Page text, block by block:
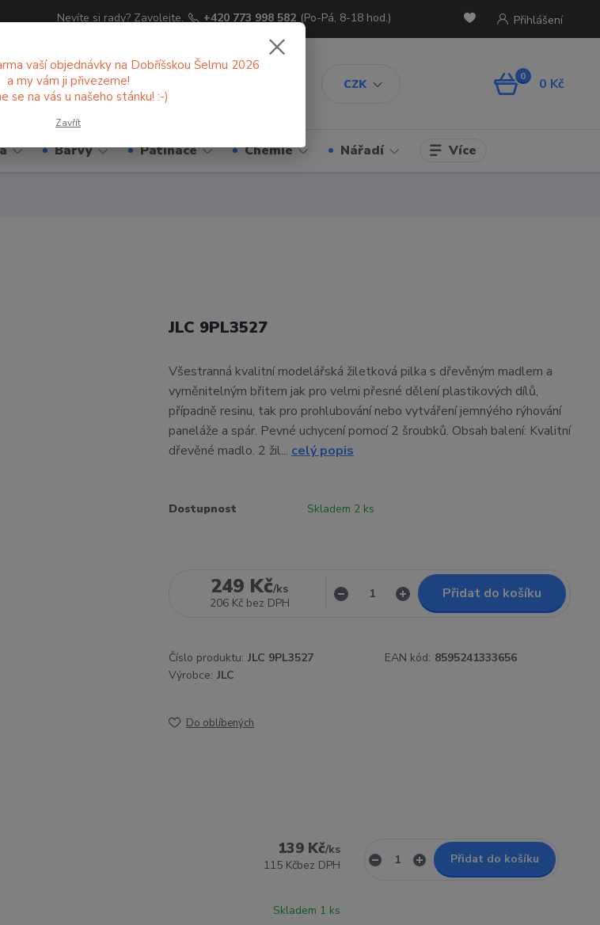
CZK
Přihlášení
Nevíte si rady? Zavolejte. +420 773 998 582 (Po-Pá, 8-18 hod.)
0 0 Kč
Barvy Patinace Chemie Nářadí Více
JLC 9PL3527
Všestranná kvalitní modelářská žiletková pilka s dřevěným madlem a
vyměnitelným břitem jak pro velmi přesné dělení plastikových dílů,
případně resinu, tak pro prohlubování nebo vytváření jemnýého rýhování
paneláže a spár. Pevné uchycení pomocí 2 šroubků. Obsah balení: Kvalitní
dřevěné madlo. 2 žil... celý popis
Dostupnost Skladem 2 ks
249 Kč/ks
206 Kč bez DPH
Přidat do košíku
Číslo produktu: JLC 9PL3527 EAN kód: 8595241333656
Výrobce: JLC
Do oblíbených
139 Kč/ks
115 Kčbez DPH
Skladem 1 ks
Přidat do košíku
vaší objednávky na Dobříšskou Šelmu 2026
a my vám ji přivezeme!
se na vás u našeho stánku! :-)
Zavřít